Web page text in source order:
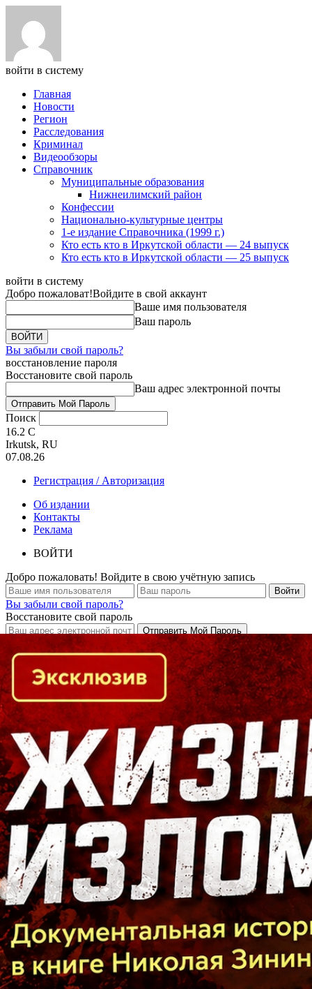
войти в систему
Главная
Новости
Регион
Расследования
Криминал
Видеообзоры
Справочник
Муниципальные образования
Нижнеилимский район
Конфессии
Национально-культурные центры
1-е издание Справочника (1999 г.)
Кто есть кто в Иркутской области — 24 выпуск
Кто есть кто в Иркутской области — 25 выпуск
войти в систему
Добро пожаловат!Войдите в свой аккаунт
Ваше имя пользователя
Ваш пароль
Вы забыли свой пароль?
восстановление пароля
Восстановите свой пароль
Ваш адрес электронной почты
Поиск
16.2 C
Irkutsk, RU
07.08.26
Регистрация / Авторизация
Об издании
Контакты
Реклама
ВОЙТИ
Добро пожаловать! Войдите в свою учётную запись
Вы забыли свой пароль?
Восстановите свой пароль
Кто есть кто в Байкальском регионе